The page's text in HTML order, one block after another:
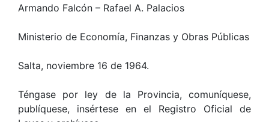
Armando Falcón – Rafael A. Palacios
Ministerio de Economía, Finanzas y Obras Públicas
Salta, noviembre 16 de 1964.
Téngase por ley de la Provincia, comuníquese,
publíquese, insértese en el Registro Oficial de